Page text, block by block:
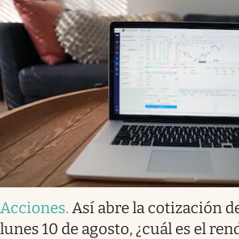
Acciones. Así abre la cotización
lunes 10 de agosto, ¿cuál es el